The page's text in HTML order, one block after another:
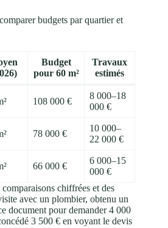
budgets par quartier et
Budget
pour 60 m²
Travaux
estimés
108 000 €
8 000–18
000 €
78 000 €
10 000–
22 000 €
66 000 €
6 000–15
000 €
chiffrées et des
avec un plombier, obtenu un
document pour demander 4 000
3 500 € en voyant le devis